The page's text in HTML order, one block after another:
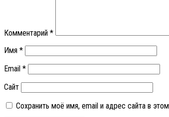
Комментарий *
Имя *
Email *
Сайт
Сохранить моё имя, email и адрес сайта в